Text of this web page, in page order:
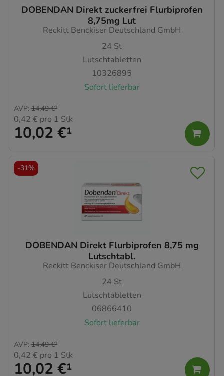
DOBENDAN Direkt zuckerfrei Flurbiprofen
8,75mg Lut
Reckitt Benckiser Deutschland GmbH
24 St
Lutschtabletten
10326895
Sofort lieferbar
10,02 €¹
AVP: 14,49 €²
0,42 € pro 1 Stk
DOBENDAN Direkt Flurbiprofen 8,75 mg
Lutschtabl.
Reckitt Benckiser Deutschland GmbH
24 St
Lutschtabletten
06866410
Sofort lieferbar
10,02 €¹
AVP: 14,49 €²
0,42 € pro 1 Stk
-31%